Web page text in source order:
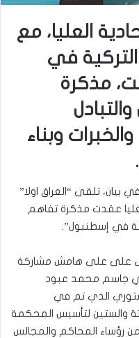
العليا، مع
في
مذكرة
وبناء
بيان، تلقى “العراق اولا”
عقدت مذكرة تفاهم
في إسطنبول”.
على على هامش مشاركة
جاسم محمد عبود
الذي تم في
والستين لتأسيس المحكمة
رؤساء المحاكم والمجالس